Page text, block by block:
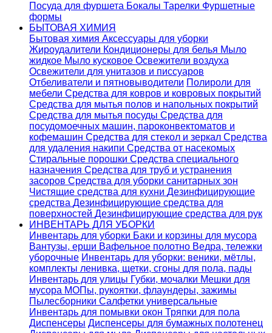
Посуда для фуршета Бокалы Тарелки Фуршетные
формы
БЫТОВАЯ ХИМИЯ
Бытовая химия Аксессуары для уборки
Жироудалители Кондиционеры для белья Мыло
жидкое Мыло кусковое Освежители воздуха
Освежители для унитазов и писсуаров
Отбеливатели и пятновыводители Полироли для
мебели Средства для ковров и ковровых покрытий
Средства для мытья полов и напольных покрытий
Средства для мытья посуды Средства для
посудомоечных машин, пароконвектоматов и
кофемашин Средства для стекол и зеркал Средства
для удаления накипи Средства от насекомых
Стиральные порошки Cредства специального
назначения Средства для труб и устранения
засоров Средства для уборки санитарных зон
Чистящие средства для кухни Дезинфицирующие
средства Дезинфицирующие средства для
поверхностей Дезинфицирующие средства для рук
ИНВЕНТАРЬ ДЛЯ УБОРКИ
Инвентарь для уборки Баки и корзины для мусора
Вантузы, ерши Вафельное полотно Ведра, тележки
уборочные Инвентарь для уборки: веники, мётлы,
комплекты ленивка, щетки, сгоны для пола, пады
Инвентарь для улицы Губки, мочалки Мешки для
мусора МОПы, рукоятки, флаундеры, зажимы
Пылесборники Салфетки универсальные
Инвентарь для помывки окон Тряпки для пола
Диспенсеры Диспенсеры для бумажных полотенец